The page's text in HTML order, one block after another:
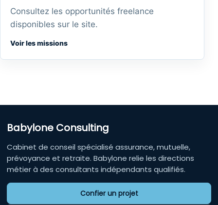
Consultez les opportunités freelance
disponibles sur le site.
Voir les missions
Babylone Consulting
Cabinet de conseil spécialisé assurance, mutuelle,
prévoyance et retraite. Babylone relie les directions
métier à des consultants indépendants qualifiés.
Confier un projet